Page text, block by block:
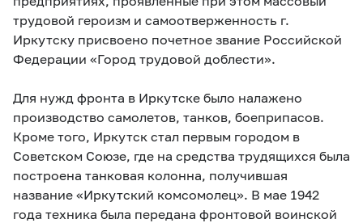
трудовой героизм и самоотверженность г.
Иркутску присвоено почетное звание Российской
Федерации «Город трудовой доблести».
Для нужд фронта в Иркутске было налажено
производство самолетов, танков, боеприпасов.
Кроме того, Иркутск стал первым городом в
Советском Союзе, где на средства трудящихся была
построена танковая колонна, получившая
название «Иркутский комсомолец». В мае 1942
года техника была передана фронтовой воинской